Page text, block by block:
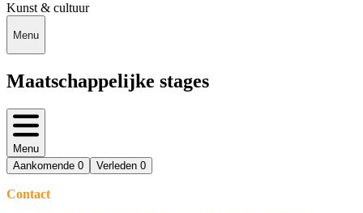
Kunst & cultuur
Menu
Maatschappelijke stages
Menu
Aankomende 0 Verleden 0
Contact